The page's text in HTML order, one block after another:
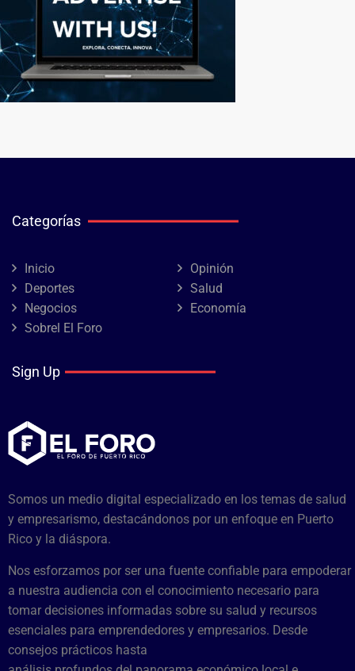
Categorías
Inicio
Opinión
Deportes
Salud
Negocios
Economía
Sobrel El Foro
Sign Up
Somos un medio digital especializado en los temas de salud
y empresarismo, destacándonos por un enfoque en Puerto
Rico y la diáspora.
Nos esforzamos por ser una fuente confiable para empoderar
a nuestra audiencia con el conocimiento necesario para
tomar decisiones informadas sobre su salud y recursos
esenciales para emprendedores y empresarios. Desde
consejos prácticos hasta